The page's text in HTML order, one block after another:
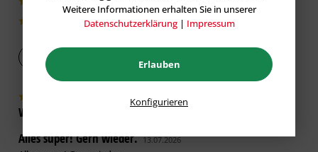
0|0%
0|0%
Bewertung abgeben
Wernfried M.
Alles super! Gern wieder. 13.07.2026
Weitere Informationen erhalten Sie in unserer
Datenschutzerklärung| Impressum
Erlauben
Konfigurieren